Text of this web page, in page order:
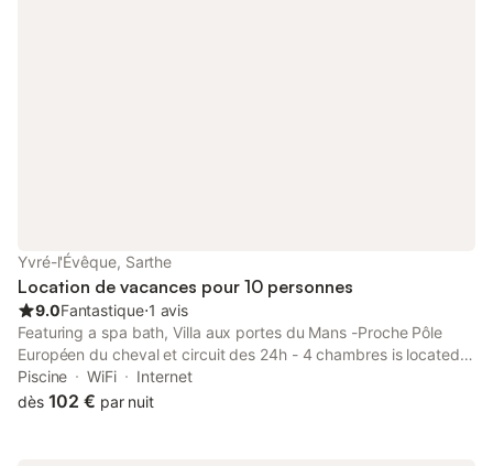
Yvré-l'Évêque, Sarthe
Location de vacances pour 10 personnes
9.0Fantastique⋅1 avis
Featuring a spa bath, Villa aux portes du Mans -Proche Pôle
Européen du cheval et circuit des 24h - 4 chambres is located
in Yvré-lʼÉvêque. This property offers access to a balcony, free
private parking and free WiFi.
Piscine WiFi
Internet
dès 102 € par nuit